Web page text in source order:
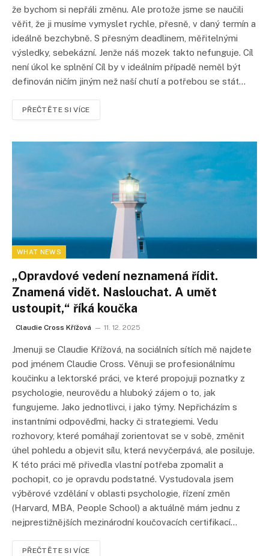
že bychom si nepřáli změnu. Ale protože jsme se naučili
věřit, že ji musíme vymyslet rychle, přesně, v daný termín a
ideálně bezchybně. S přesným deadlinem, měřitelnými
výsledky, sebekázní. Jenže náš mozek takto nefunguje. Cíl
není úkol ke splnění Cíl by v ideálním případě neměl být
definován ničím jiným než naší chutí a potřebou se stát…
PŘEČTĚTE SI VÍCE
WHAT NEWS
„Opravdové vedení neznamená řídit.
Znamená vidět. Naslouchat. A umět
ustoupit,“ říká koučka
Claudie Cross Křížová 11. 12. 2025
Jmenuji se Claudie Křížová, na sociálních sítích mě najdete
pod jménem Claudie Cross. Věnuji se profesionálnímu
koučinku a lektorské práci, ve které propojuji poznatky z
psychologie, neurovědu a hluboký zájem o to, jak
fungujeme. Jako jednotlivci, i jako týmy. Nepřicházím s
instantními odpověďmi, hacky či strategiemi. Vedu
rozhovory, které pomáhají zorientovat se v sobě, změnit
úhel pohledu a objevit sílu, která nevyčerpává, ale posiluje.
K této práci mě přivedla vlastní potřeba zpomalit a
pochopit, co je opravdu podstatné. Vystudovala jsem
výběrové vzdělání v oblasti psychologie, řízení změn
(Harvard, MBA, People School) a aktuálně mám jednu z
nejprestižnějších mezinárodní koučovacích certifikací…
PŘEČTĚTE SI VÍCE